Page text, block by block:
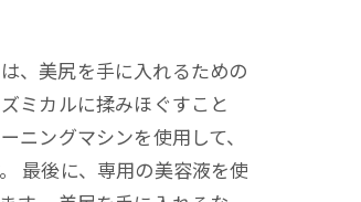
、美尻を手に入れるための
ミカルに揉みほぐすこと
ングマシンを使用して、
最後に、専用の美容液を使